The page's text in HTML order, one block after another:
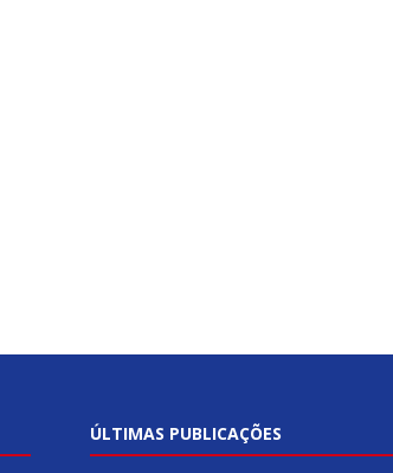
ÚLTIMAS PUBLICAÇÕES